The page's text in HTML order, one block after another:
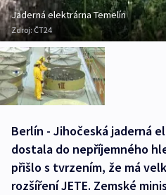
Jaderná elektrárna Temelín
Zdroj: ČT24
Berlín - Jihočeská jaderná
dostala do nepříjemného
přišlo s tvrzením, že má
rozšíření JETE. Zemské